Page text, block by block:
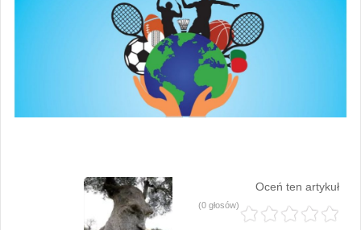
Oceń ten artykuł
(0 głosów)